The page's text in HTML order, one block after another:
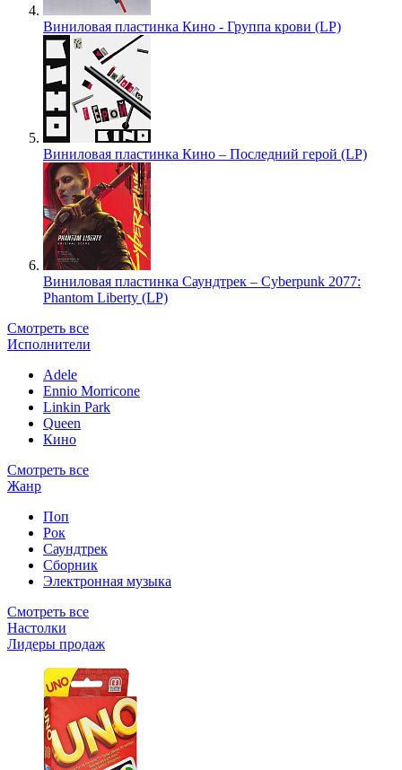
Виниловая пластинка Кино - Группа крови (LP)
Виниловая пластинка Кино – Последний герой (LP)
Виниловая пластинка Саундтрек – Cyberpunk 2077:
Phantom Liberty (LP)
Смотреть все
Исполнители
Adele
Ennio Morricone
Linkin Park
Queen
Кино
Смотреть все
Жанр
Поп
Рок
Саундтрек
Сборник
Электронная музыка
Смотреть все
Настолки
Лидеры продаж